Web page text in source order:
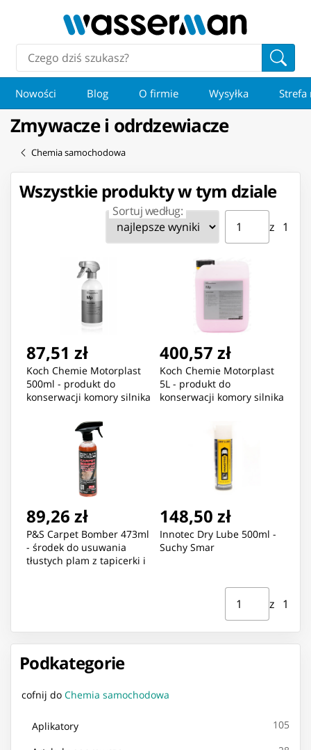
Nowości Blog O firmie Wysyłka Strefa
Zmywacze i odrdzewiacze
Chemia samochodowa
Podkategorie
cofnij do Chemia samochodowa
Aplikatory 105
Wszystkie produkty w tym dziale
Sortuj według: Strona ⁨1⁩ z ⁨1⁩
z ⁨1⁩
Przejdź do strony
87,51 zł
Koch Chemie Motorplast
500ml - produkt do
konserwacji komory silnika
400,57 zł
Koch Chemie Motorplast
5L - produkt do
konserwacji komory silnika
89,26 zł
P&S Carpet Bomber 473ml
- środek do usuwania
tłustych plam z tapicerki i
148,50 zł
Innotec Dry Lube 500ml -
Suchy Smar
Strona ⁨1⁩ z ⁨1⁩
z ⁨1⁩
Przejdź do strony